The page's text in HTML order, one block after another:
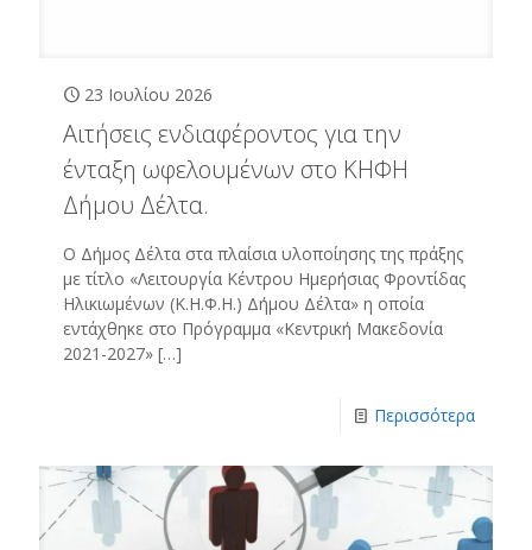
23 Ιουλίου 2026
Αιτήσεις ενδιαφέροντος για την
ένταξη ωφελουμένων στο ΚΗΦΗ
Δήμου Δέλτα.
Ο Δήμος Δέλτα στα πλαίσια υλοποίησης της πράξης
με τίτλο «Λειτουργία Κέντρου Ημερήσιας Φροντίδας
Ηλικιωμένων (Κ.Η.Φ.Η.) Δήμου Δέλτα» η οποία
εντάχθηκε στο Πρόγραμμα «Κεντρική Μακεδονία
2021-2027» […]
Περισσότερα